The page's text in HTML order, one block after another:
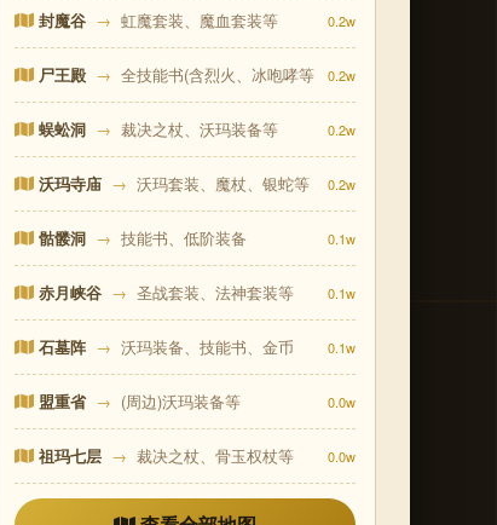
封魔谷 → 虹魔套装、魔血套装等 0.2w
尸王殿 → 全技能书(含烈火、冰咆哮等 0.2w
蜈蚣洞 → 裁决之杖、沃玛装备等 0.2w
沃玛寺庙 → 沃玛套装、魔杖、银蛇等 0.2w
骷髅洞 → 技能书、低阶装备 0.1w
赤月峡谷 → 圣战套装、法神套装等 0.1w
石墓阵 → 沃玛装备、技能书、金币 0.1w
盟重省 → (周边)沃玛装备等 0.0w
祖玛七层 → 裁决之杖、骨玉权杖等 0.0w